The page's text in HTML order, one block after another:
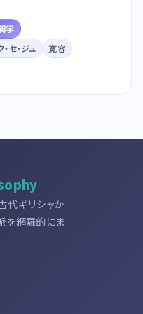
学
・セ・ジュ
寛容
ギリシャか
を網羅的にま